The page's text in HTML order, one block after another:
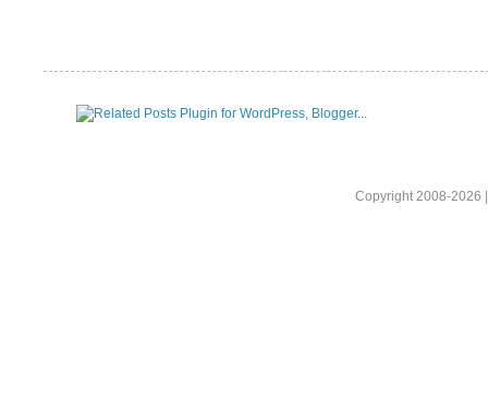
Copyright 2008-2026